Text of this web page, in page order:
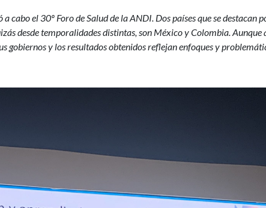
cabo el 30º Foro de Salud de la ANDI. Dos países que se destacan
desde temporalidades distintas, son México y Colombia. Aunque
gobiernos y los resultados obtenidos reflejan enfoques y